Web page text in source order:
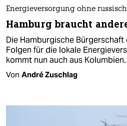
Energieversorgung ohne
Hamburg braucht
Die Hamburgische
Folgen für die lokale
kommt nun auch aus Kolumbien.
Von André Zuschlag